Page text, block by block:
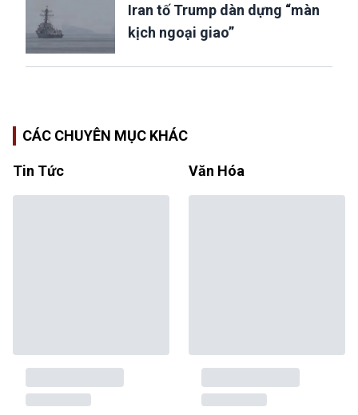
Iran tố Trump dàn dựng “màn
kịch ngoại giao”
CÁC CHUYÊN MỤC KHÁC
Tin Tức Văn Hóa